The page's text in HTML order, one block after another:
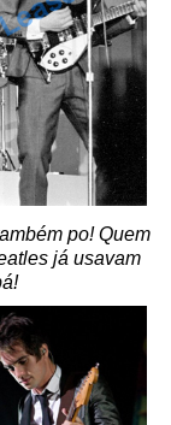
po! Quem
já usavam